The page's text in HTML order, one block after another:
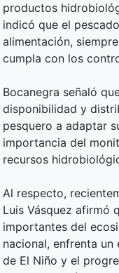
productos
indicó que el
alimentación,
cumpla con los
Bocanegra señaló
disponibilidad y
pesquero a adaptar
importancia del
recursos
Al respecto,
Luis Vásquez afirmó
importantes del
nacional, enfrenta
de El Niño y el